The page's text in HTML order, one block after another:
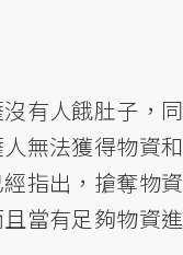
有人餓肚子，同
無法獲得物資和
指出，搶奪物資
當有足夠物資進